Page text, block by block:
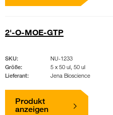
2'-O-MOE-GTP
SKU:
NU-1233
Größe:
5 x 50 ul, 50 ul
Lieferant:
Jena Bioscience
Produkt
anzeigen